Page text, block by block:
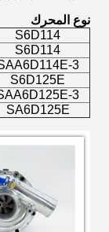
نوع المحرك
S6D114
S6D114
3
S6D125E
3
SA6D125E